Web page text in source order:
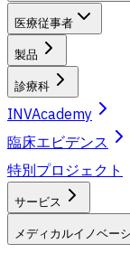
医療従事者
製品
診療科
INVAcademy
臨床エビデンス
特別プロジェクト
サービス
メディカルイノベー